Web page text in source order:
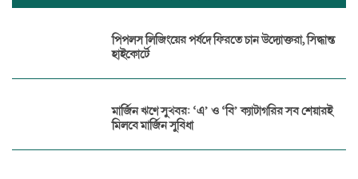
পিপলস লিজিংয়ের পর্ষদে ফিরতে চান উদ্যোক্তরা, সিদ্ধান্ত
হাইকোর্টে
মার্জিন ঋণে সুখবর: ‘এ’ ও ‘বি’ ক্যাটাগরির সব শেয়ারই
মিলবে মার্জিন সুবিধা